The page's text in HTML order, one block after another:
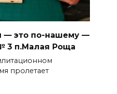
— это по-нашему —
3 п.Малая Роща
пролетает